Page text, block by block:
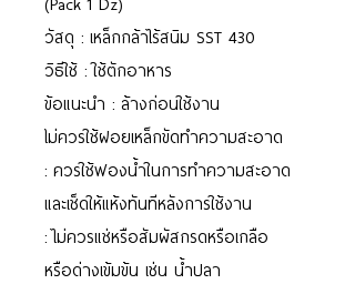
วัสดุ : เหล็กกล้าไร้สนิม SST 430
วิธีใช้ : ใช้ตักอาหาร
ข้อแนะนำ : ล้างก่อนใช้งาน
ไม่ควรใช้ฝอยเหล็กขัดทำความสะอาด
: ควรใช้ฟองน้ำในการทำความสะอาด
และเช็ดให้แห้งทันทีหลังการใช้งาน
: ไม่ควรแช่หรือสัมผัสกรดหรือเกลือ
หรือด่างเข้มข้น เช่น น้ำปลา